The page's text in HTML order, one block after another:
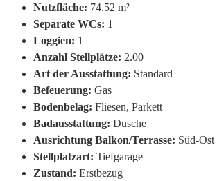
Nutzfläche: 74,52 m²
Separate WCs: 1
Loggien: 1
Anzahl Stellplätze: 2.00
Art der Ausstattung: Standard
Befeuerung: Gas
Bodenbelag: Fliesen, Parkett
Badausstattung: Dusche
Ausrichtung Balkon/Terrasse: Süd-Ost
Stellplatzart: Tiefgarage
Zustand: Erstbezug